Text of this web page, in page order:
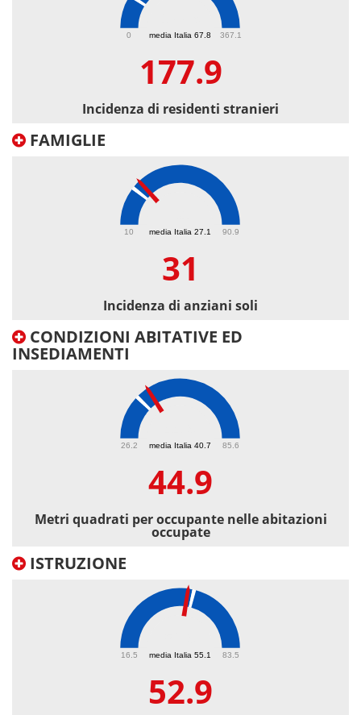
media Italia 67.8
0 367.1
177.9
Incidenza di residenti stranieri
FAMIGLIE
media Italia 27.1
10 90.9
31
Incidenza di anziani soli
CONDIZIONI ABITATIVE ED
INSEDIAMENTI
media Italia 40.7
26.2 85.6
44.9
Metri quadrati per occupante nelle abitazioni
occupate
ISTRUZIONE
media Italia 55.1
16.5 83.5
52.9